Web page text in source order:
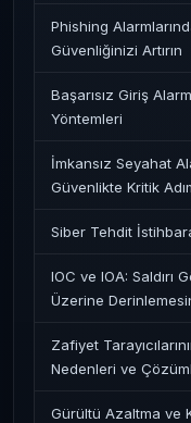
Phishing
Güvenliğinizi Artırın
Başarısız Giriş
Yöntemleri
İmkansız Seyahat
Güvenlikte Kritik
Siber Tehdit
IOC ve IOA: Saldırı
Üzerine
Zafiyet
Nedenleri ve
Gürültü Azaltma ve